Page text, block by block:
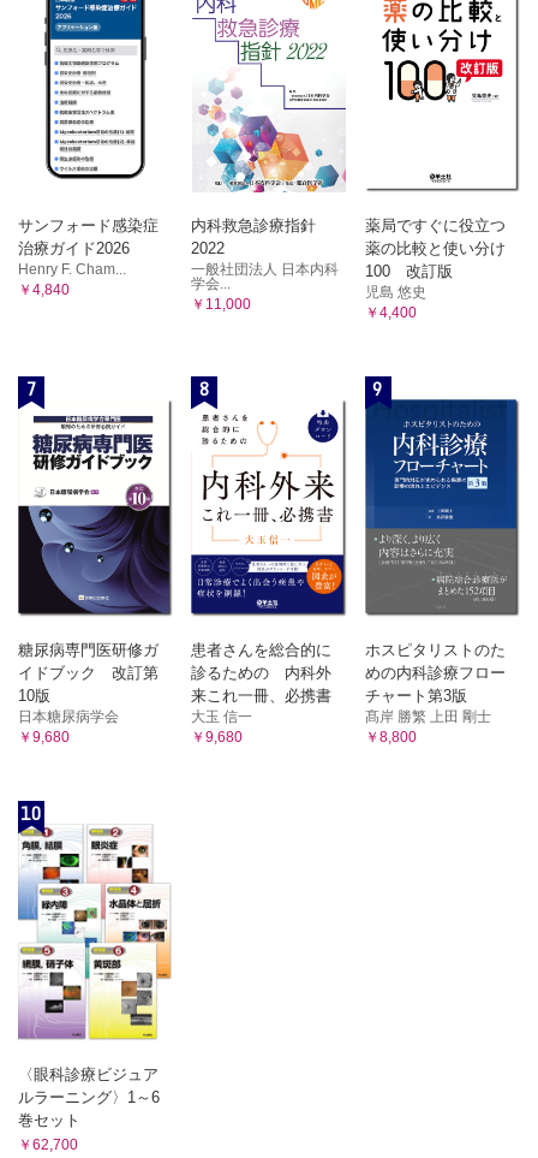
4）大黄剤と承気湯類 三巻祥浩
1 大黄甘草湯
2 小承気湯
3 乙字湯
4 麻子仁丸
5 防風通聖散
5）附子剤 三巻祥浩
1 八味地黄丸
2 真武湯
4 麻黄附子細辛湯
6）地黄剤 三巻祥浩
1 六味丸（六味地黄丸）
2 四物湯
2 消風散
3 辛夷清肺湯
4 釣藤散
5 麻杏甘石湯
8）人参湯類と参耆剤 小林義典
1 人参湯
2 大建中湯
3 四君子湯
4 六君子湯
5 補中益気湯
6 十全大補湯
7 人参養栄湯
8 加味帰脾湯
1 半夏厚朴湯
2 香蘇散
5 桂枝加竜骨牡蛎湯
6 苓桂朮甘湯
10）利水剤（苓朮剤）小林義典
1 五苓散
2 猪苓湯
3 苓桂朮甘湯
4 真武湯
11）駆瘀血剤 羽田紀康
1 当帰芍薬散
2 加味逍遙散
4 桃核承気湯
12）その他の漢方製剤 羽田紀康
1 麦門冬湯
2 安中散
3 配合成分の特徴と使用上の注意
4 情報提供と服薬説明
5 セルフケアと養生
11 水虫・たむし用薬，膣カンジダ用薬 木﨑速人，堀 里子
1 効能・効果
2 臨床判断
3 配合成分の特徴と使用上の注意
5 セルフケアと養生
12 外用鎮痒消炎薬 木﨑速人，堀 里子
5 セルフケアと養生
13 口内炎用薬，うがい薬，のどスプレー 山下 純
1 効能・効果
2 臨床判断
3 配合成分の特徴と使用上の注意
4 情報提供と服薬説明
5 セルフケアと養生
14 眼科用薬 山下 純
1 効能・効果
2 臨床判断
3 配合成分の特徴と使用上の注意
4 情報提供と服薬説明
5 セルフケアと養生
1 効能・効果
2 臨床判断
3 配合成分の特徴と使用上の注意
4 情報提供と服薬説明
5 セルフケアと養生
16 その他の特徴的なOTC薬 成井浩二
1 禁煙補助薬
2 睡眠改善薬
【第4章 漢方薬】
1 総論
1）漢方薬の特徴 渡辺賢治
サンフォード感染症
治療ガイド2026
Henry F. Cham...
￥4,840
内科救急診療指針
2022
一般社団法人 日本内科
学会...
￥11,000
薬局ですぐに役立つ
薬の比較と使い分け
100 改訂版
児島 悠史
￥4,400
7
糖尿病専門医研修ガ
イドブック 改訂第
10版
日本糖尿病学会
￥9,680
8
患者さんを総合的に
診るための 内科外
来これ一冊、必携書
大玉 信一
￥9,680
9
ホスピタリストのた
めの内科診療フロー
チャート第3版
髙岸 勝繁 上田 剛士
￥8,800
10
〈眼科診療ビジュア
ルラーニング〉1～6
巻セット
￥62,700